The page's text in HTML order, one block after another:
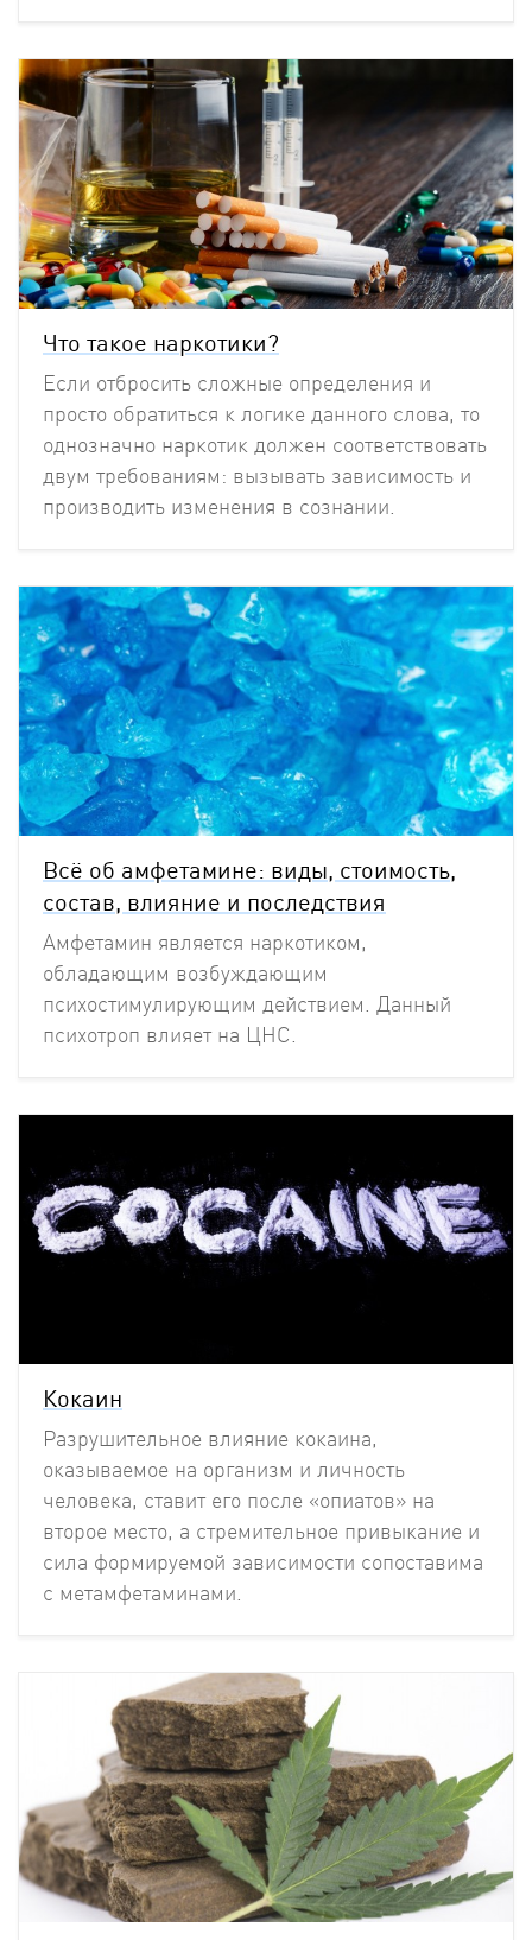
Что такое наркотики?
Если отбросить сложные определения и
просто обратиться к логике данного слова, то
однозначно наркотик должен соответствовать
двум требованиям: вызывать зависимость и
производить изменения в сознании.
Всё об амфетамине: виды, стоимость,
состав, влияние и последствия
Амфетамин является наркотиком,
обладающим возбуждающим
психостимулирующим действием. Данный
психотроп влияет на ЦНС.
Кокаин
Разрушительное влияние кокаина,
оказываемое на организм и личность
человека, ставит его после «опиатов» на
второе место, а стремительное привыкание и
сила формируемой зависимости сопоставима
с метамфетаминами.